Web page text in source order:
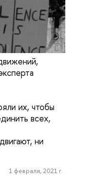
их, чтобы
всех,
ни
1 февраля, 2021 г.